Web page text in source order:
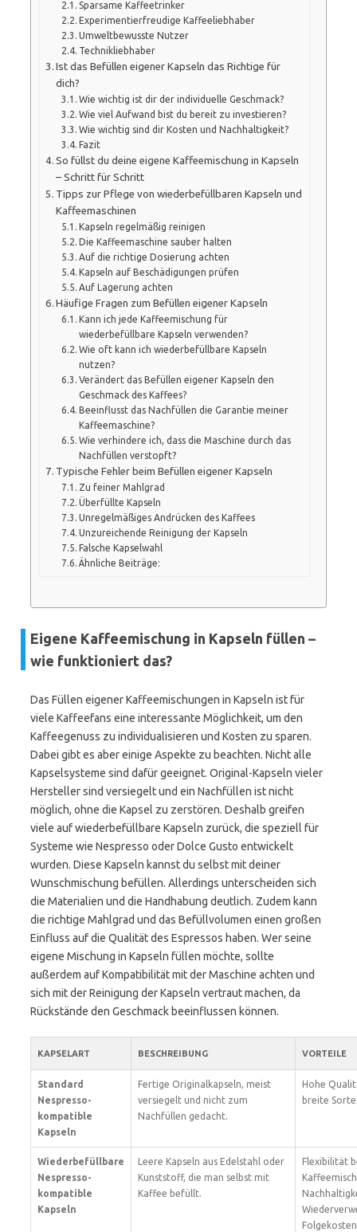
Sparsame Kaffeetrinker
Experimentierfreudige Kaffeeliebhaber
Umweltbewusste Nutzer
Technikliebhaber
Ist das Befüllen eigener Kapseln das Richtige für
dich?
Wie wichtig ist dir der individuelle Geschmack?
Wie viel Aufwand bist du bereit zu investieren?
Wie wichtig sind dir Kosten und Nachhaltigkeit?
Fazit
So füllst du deine eigene Kaffeemischung in Kapseln
– Schritt für Schritt
Tipps zur Pflege von wiederbefüllbaren Kapseln und
Kaffeemaschinen
Kapseln regelmäßig reinigen
Die Kaffeemaschine sauber halten
Auf die richtige Dosierung achten
Kapseln auf Beschädigungen prüfen
Auf Lagerung achten
Häufige Fragen zum Befüllen eigener Kapseln
Kann ich jede Kaffeemischung für
wiederbefüllbare Kapseln verwenden?
Wie oft kann ich wiederbefüllbare Kapseln
nutzen?
Verändert das Befüllen eigener Kapseln den
Geschmack des Kaffees?
Beeinflusst das Nachfüllen die Garantie meiner
Kaffeemaschine?
Wie verhindere ich, dass die Maschine durch das
Nachfüllen verstopft?
Typische Fehler beim Befüllen eigener Kapseln
Zu feiner Mahlgrad
Überfüllte Kapseln
Unregelmäßiges Andrücken des Kaffees
Unzureichende Reinigung der Kapseln
Falsche Kapselwahl
Ähnliche Beiträge:
Eigene Kaffeemischung in Kapseln füllen –
wie funktioniert das?
Das Füllen eigener Kaffeemischungen in Kapseln ist für
viele Kaffeefans eine interessante Möglichkeit, um den
Kaffeegenuss zu individualisieren und Kosten zu sparen.
Dabei gibt es aber einige Aspekte zu beachten. Nicht alle
Kapselsysteme sind dafür geeignet. Original-Kapseln vieler
Hersteller sind versiegelt und ein Nachfüllen ist nicht
möglich, ohne die Kapsel zu zerstören. Deshalb greifen
viele auf wiederbefüllbare Kapseln zurück, die speziell für
Systeme wie Nespresso oder Dolce Gusto entwickelt
wurden. Diese Kapseln kannst du selbst mit deiner
Wunschmischung befüllen. Allerdings unterscheiden sich
die Materialien und die Handhabung deutlich. Zudem kann
die richtige Mahlgrad und das Befüllvolumen einen großen
Einfluss auf die Qualität des Espressos haben. Wer seine
eigene Mischung in Kapseln füllen möchte, sollte
außerdem auf Kompatibilität mit der Maschine achten und
sich mit der Reinigung der Kapseln vertraut machen, da
Rückstände den Geschmack beeinflussen können.
KAPSELART BESCHREIBUNG VORTEILE
Standard
Nespresso-
kompatible
Kapseln
Fertige Originalkapseln, meist
versiegelt und nicht zum
Nachfüllen gedacht.
Hohe
breite
Wiederbefüllbare
Nespresso-
kompatible
Kapseln
Leere Kapseln aus Edelstahl oder
Kunststoff, die man selbst mit
Kaffee befüllt.
Flexibilität
Folgekosten